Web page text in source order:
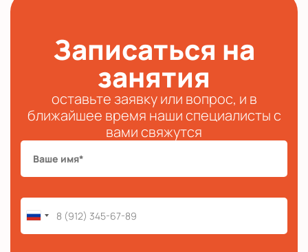
Записаться на
занятия
оставьте заявку или вопрос, и в
ближайшее время наши специалисты с
вами свяжутся